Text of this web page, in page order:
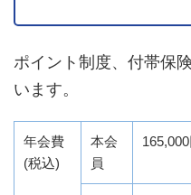
ポイント制度、付帯保
います。
年会費
(税込)
本会
員